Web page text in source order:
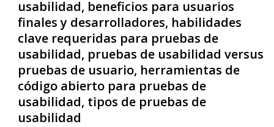
usabilidad, beneficios para usuarios
finales y desarrolladores, habilidades
clave requeridas para pruebas de
usabilidad, pruebas de usabilidad versus
pruebas de usuario, herramientas de
código abierto para pruebas de
usabilidad, tipos de pruebas de
usabilidad